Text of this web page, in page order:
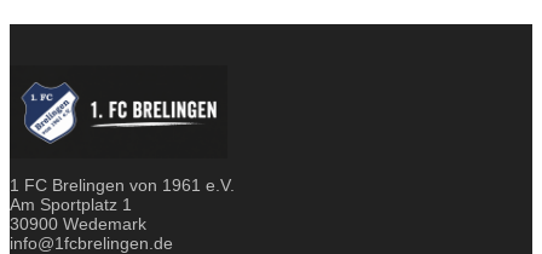
1 FC Brelingen von 1961 e.V.
Am Sportplatz 1
30900 Wedemark
info@1fcbrelingen.de